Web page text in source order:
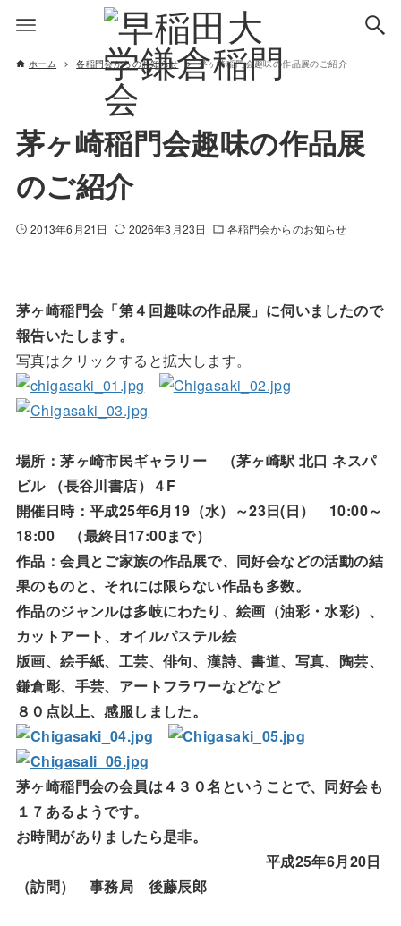
ホーム 各稲門会からのお知らせ 茅ヶ崎稲門会趣味の作品展のご紹介
茅ヶ崎稲門会趣味の作品展
のご紹介
2013年6月21日 2026年3月23日 各稲門会からのお知らせ
茅ヶ崎稲門会「第４回趣味の作品展」に伺いましたので
報告いたします。
写真はクリックすると拡大します。
場所：茅ヶ崎市民ギャラリー （茅ヶ崎駅 北口 ネスパ
ビル （長谷川書店）４F
開催日時：平成25年6月19（水）～23日(日） 10:00～
18:00 （最終日17:00まで）
作品：会員とご家族の作品展で、同好会などの活動の結
果のものと、それには限らない作品も多数。
作品のジャンルは多岐にわたり、絵画（油彩・水彩）、
カットアート、オイルパステル絵
版画、絵手紙、工芸、俳句、漢詩、書道、写真、陶芸、
鎌倉彫、手芸、アートフラワーなどなど
８０点以上、感服しました。
茅ヶ崎稲門会の会員は４３０名ということで、同好会も
１７あるようです。
お時間がありましたら是非。
平成25年6月20日
（訪問） 事務局 後藤辰郎